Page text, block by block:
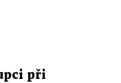
při